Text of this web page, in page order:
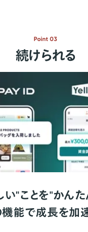
Point 03
続けられる
い"ことを"かん
能で成長を加